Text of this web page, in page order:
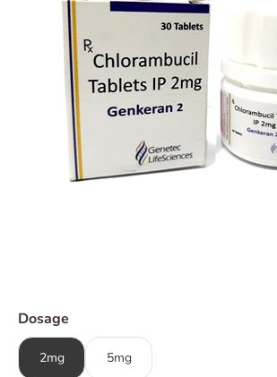
Dosage
2mg 5mg